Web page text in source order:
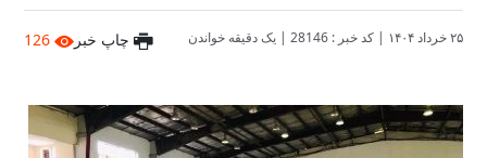
|کد خبر : 28146 |یک دقیقه خواندن چاپ خبر 126